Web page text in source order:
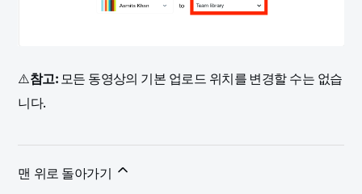
⚠️참고:모든 동영상의 기본 업로드 위치를 변경할 수는 없습
니다.
맨 위로 돌아가기